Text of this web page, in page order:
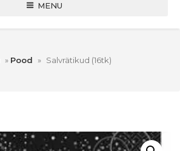
MENU
» Pood » Salvrätikud (16tk)